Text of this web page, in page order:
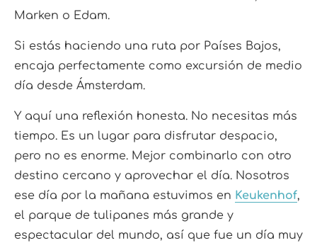
Marken o Edam.
Si estás haciendo una ruta por Países Bajos,
encaja perfectamente como excursión de medio
día desde Ámsterdam.
Y aquí una reflexión honesta. No necesitas más
tiempo. Es un lugar para disfrutar despacio,
pero no es enorme. Mejor combinarlo con otro
destino cercano y aprovechar el día. Nosotros
ese día por la mañana estuvimos en Keukenhof,
el parque de tulipanes más grande y
espectacular del mundo, así que fue un día muy